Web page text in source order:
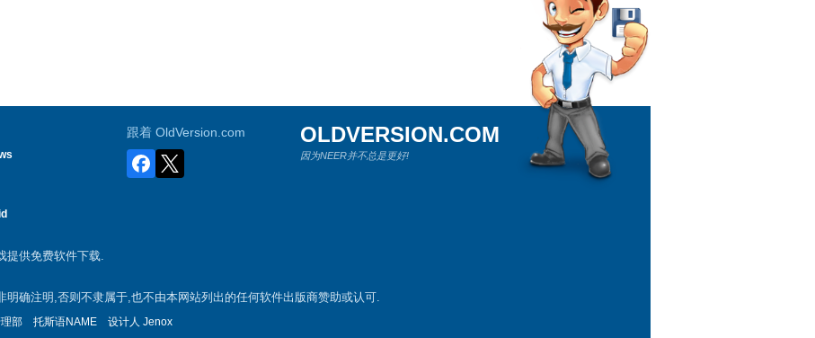
跟着 OldVersion.com OLDVERSION.COM
因为NEER并不总是更好!
提供免费软件下载.
确注明,否则不隶属于,也不由本网站列出的任何软件出版商赞助或认可.
部 托斯语NAME 设计人 Jenox